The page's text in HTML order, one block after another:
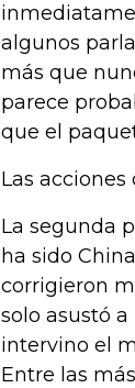
algunos
más que
parece
que el
Las
La segunda
ha sido
corrigieron
solo asustó
intervino el
Entre las